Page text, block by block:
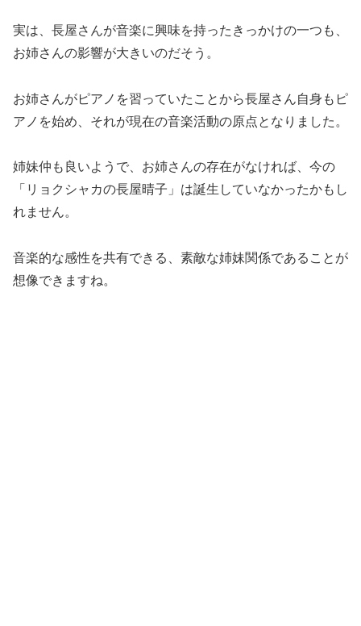
​実は、長屋さんが音楽に興味を持ったきっかけの一つも、
お姉さんの影響が大きいのだそう。
お姉さんがピアノを習っていたことから長屋さん自身もピ
アノを始め、それが現在の音楽活動の原点となりました。
​姉妹仲も良いようで、お姉さんの存在がなければ、今の
「リョクシャカの長屋晴子」は誕生していなかったかもし
れません。
音楽的な感性を共有できる、素敵な姉妹関係であることが
想像できますね。